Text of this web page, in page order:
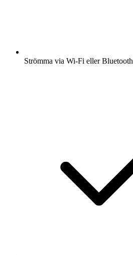
Strömma via Wi-Fi eller Bluetooth